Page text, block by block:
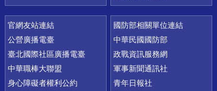
官網友站連結
公營廣播電臺
臺北國際社區廣播電臺
中華職棒大聯盟
身心障礙者權利公約
國防部相關單位連結
中華民國國防部
政戰資訊服務網
軍事新聞通訊社
青年日報社